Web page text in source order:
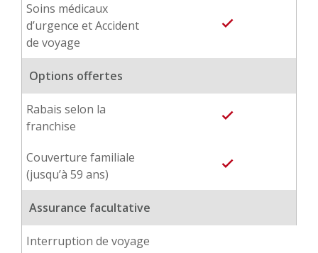
Soins médicaux
d’urgence et Accident
de voyage
done
Options offertes
Rabais selon la
franchise
done
Couverture familiale
(jusqu’à 59 ans)
done
Assurance facultative
Interruption de voyage